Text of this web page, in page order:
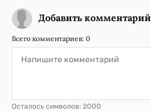
Добавить комментарий
Всего комментариев: 0
Осталось символов: 2000